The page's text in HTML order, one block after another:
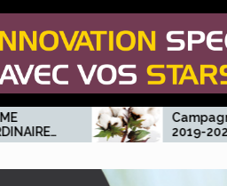
Campagne cotonnière
2019-2020: Objectif
un million de tonnes
les producteurs.